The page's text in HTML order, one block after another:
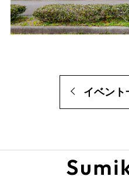
イベント